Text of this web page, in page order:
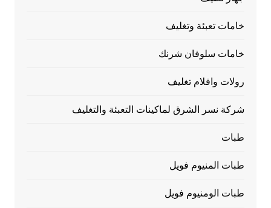
خامات تعبئة وتغليف
خامات سلوفان شرنك
رولات وافلام تغليف
شركة نسر الشرق لماكينات التعبئة والتغليف
طبات
طبات المنيوم فويل
طبات الومنيوم فويل